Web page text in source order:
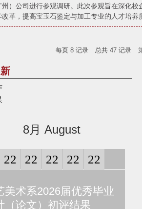
州）公司进行参观调研。此次参观旨在深化
改革，提高宝玉石鉴定与加工专业的人才
每页 8 记录 总共 47 记录
8月 August
22 22 22 22 22
美术系2026届优秀毕业
（论文）初评结果